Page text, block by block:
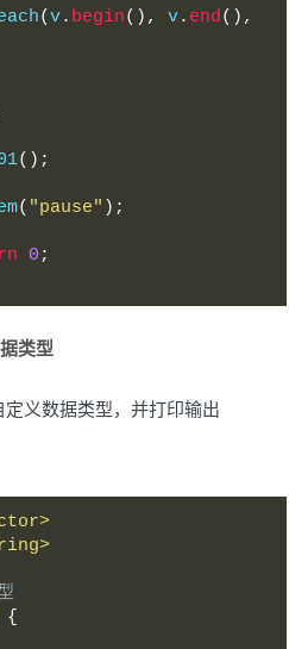
(v. begin(), v. end(),
();
( "pause" );
0 ;
类型
义数据类型，并打印输出
{